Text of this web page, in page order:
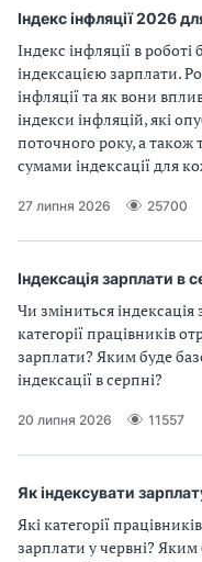
Індекс інфляції 2026
Індекс інфляції в
індексацією зарплати.
інфляції та як вони
індекси інфляцій, які
поточного року, а також
сумами індексації для
27 липня 2026 25700
Індексація зарплати в
Чи зміниться індексація
категорії працівників
зарплати? Яким буде
індексації в серпні?
20 липня 2026 11557
Як індексувати
Які категорії
зарплати у червні?